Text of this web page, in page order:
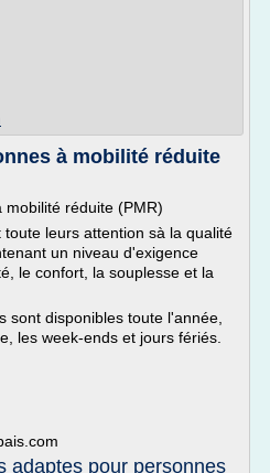
à mobilité réduite
réduite (PMR)
toute leurs attention sà la qualité
un niveau d'exigence
le confort, la souplesse et la
sont disponibles toute l'année,
les week-ends et jours fériés.
adaptes pour personnes